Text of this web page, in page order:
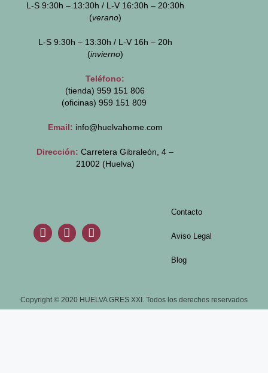
L-S 9:30h – 13:30h / L-V 16:30h – 20:30h
(verano)
L-S 9:30h – 13:30h / L-V 16h – 20h
(invierno)
Teléfono:
(tienda) 959 151 806
(oficinas) 959 151 809
Email: info@huelvahome.com
Dirección: Carretera Gibraleón, 4 –
21002 (Huelva)
Contacto
Aviso Legal
Blog
Copyright © 2020 HUELVA GRES XXI. Todos los derechos reservados